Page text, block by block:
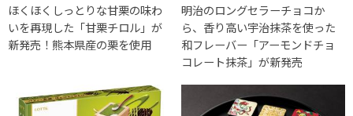
ほくほくしっとりな甘栗の味わ
いを再現した「甘栗チロル」が
新発売！熊本県産の栗を使用
明治のロングセラーチョコか
ら、香り高い宇治抹茶を使った
和フレーバー「アーモンドチョ
コレート抹茶」が新発売